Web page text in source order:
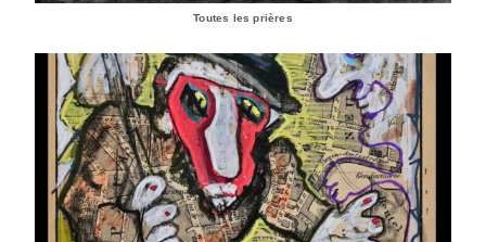
Toutes les prières